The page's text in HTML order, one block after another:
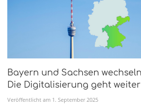
Bayern und Sachsen wechseln
Die Digitalisierung geht weiter
Veröffentlicht am 1 . September 2025